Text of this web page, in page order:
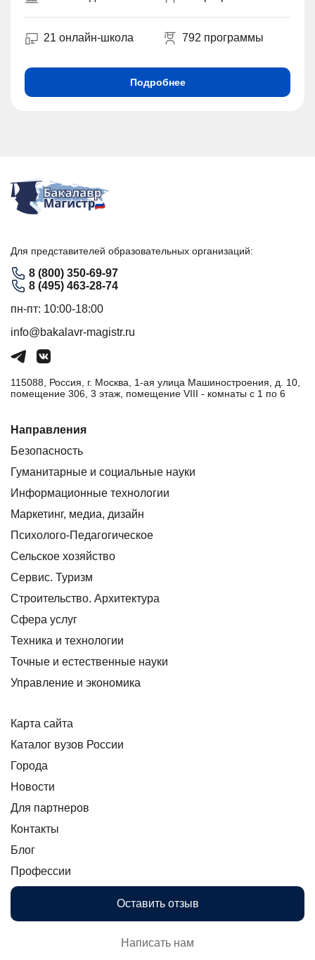
21 онлайн-школа 792 программы
Подробнее
Для представителей образовательных организаций:
8 (800) 350-69-97
8 (495) 463-28-74
пн-пт: 10:00-18:00
info@bakalavr-magistr.ru
115088, Россия, г. Москва, 1-ая улица Машиностроения, д. 10,
помещение 306, 3 этаж, помещение VIII - комнаты с 1 по 6
Направления
Безопасность
Гуманитарные и социальные науки
Информационные технологии
Маркетинг, медиа, дизайн
Психолого-Педагогическое
Сельское хозяйство
Сервис. Туризм
Строительство. Архитектура
Сфера услуг
Техника и технологии
Точные и естественные науки
Управление и экономика
Карта сайта
Каталог вузов России
Города
Новости
Для партнеров
Контакты
Блог
Профессии
Оставить отзыв
Написать нам